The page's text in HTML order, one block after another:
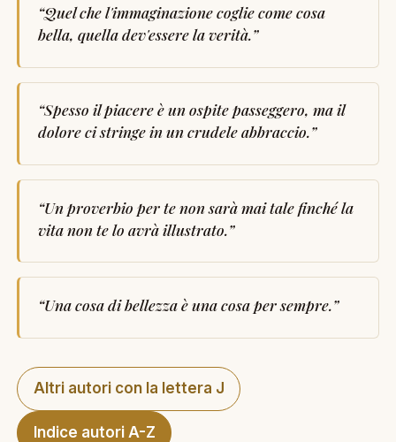
“Quel che l'immaginazione coglie come cosa
bella, quella dev'essere la verità.”
“Spesso il piacere è un ospite passeggero, ma il
dolore ci stringe in un crudele abbraccio.”
“Un proverbio per te non sarà mai tale finché la
vita non te lo avrà illustrato.”
“Una cosa di bellezza è una cosa per sempre.”
Altri autori con la lettera J
Indice autori A-Z